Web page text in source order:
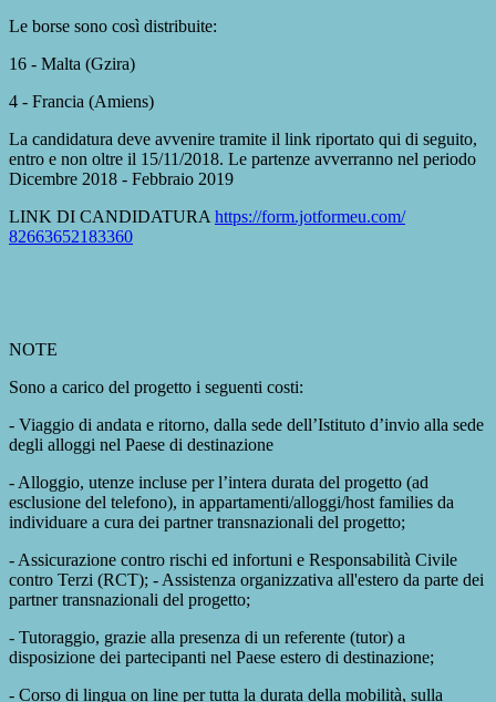
Le borse sono così distribuite:
16 - Malta (Gzira)
4 - Francia (Amiens)
La candidatura deve avvenire tramite il link riportato qui di seguito,
entro e non oltre il 15/11/2018. Le partenze avverranno nel periodo
Dicembre 2018 - Febbraio 2019
LINK DI CANDIDATURA https://form.jotformeu.com/
82663652183360
NOTE
Sono a carico del progetto i seguenti costi:
- Viaggio di andata e ritorno, dalla sede dell’Istituto d’invio alla sede
degli alloggi nel Paese di destinazione
- Alloggio, utenze incluse per l’intera durata del progetto (ad
esclusione del telefono), in appartamenti/alloggi/host families da
individuare a cura dei partner transnazionali del progetto;
- Assicurazione contro rischi ed infortuni e Responsabilità Civile
contro Terzi (RCT); - Assistenza organizzativa all'estero da parte dei
partner transnazionali del progetto;
- Tutoraggio, grazie alla presenza di un referente (tutor) a
disposizione dei partecipanti nel Paese estero di destinazione;
- Corso di lingua on line per tutta la durata della mobilità, sulla